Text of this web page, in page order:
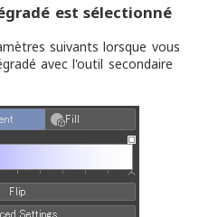
est sélectionné
suivants lorsque vous
avec l'outil secondaire